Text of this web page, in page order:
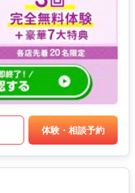
体験・相談予約